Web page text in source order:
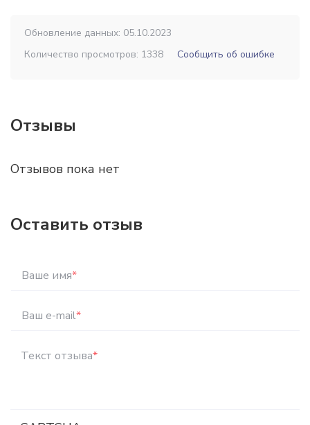
Обновление данных: 05.10.2023
Количество просмотров: 1338
Сообщить об ошибке
Отзывы
Отзывов пока нет
Оставить отзыв
Ваше имя*
Ваш e-mail*
Текст отзыва*